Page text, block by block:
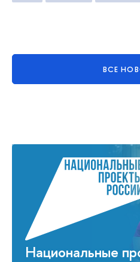
ВСЕ
Национальные